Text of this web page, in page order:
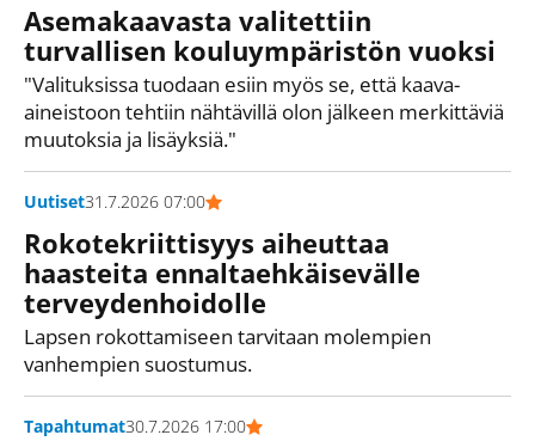
Asemakaavasta valitettiin
turvallisen kouluympäristön vuoksi
"Valituksissa tuodaan esiin myös se, että kaava-
aineistoon tehtiin nähtävillä olon jälkeen merkittäviä
muutoksia ja lisäyksiä."
Uutiset31.7.2026 07:00
Rokotekriittisyys aiheuttaa
haasteita ennaltaehkäisevälle
terveydenhoidolle
Lapsen rokottamiseen tarvitaan molempien
vanhempien suostumus.
Tapahtumat30.7.2026 17:00